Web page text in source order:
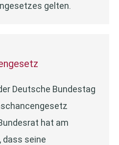
gelten.
Deutsche Bundestag
hat am
dass seine